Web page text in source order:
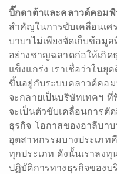
บิ๊กดาต้าและคลาวด์คอมพิ
สำคัญในการขับเคลื่อนเ
บาบาไม่เพียงจัดเก็บข้อ
อย่างชาญฉลาดก่อให้เกิด
แข็งแกร่ง เราเชื่อว่าใน
ขึ้นอยู่กับระบบคลาวด์คอ
จะกลายเป็นบริษัทเทคฯ ที่
จะเป็นตัวขับเคลื่อนการตั
ธุรกิจ โอกาสของอาลีบา
อุตสาหกรรมบางประเภท
ทุกประเภท ดังนั้นเราลง
ปฏิบัติการทางธุรกิจของบ